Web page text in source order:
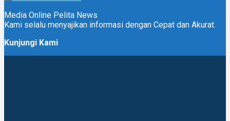
Media Online Pelita News
Kami selalu menyajikan informasi dengan Cepat dan Akurat.
Kunjungi Kami